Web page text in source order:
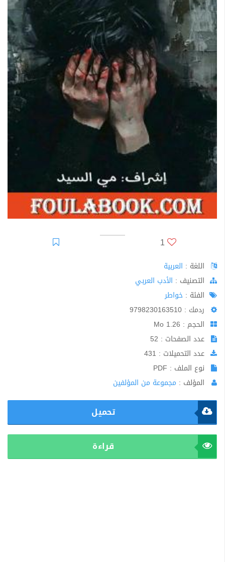
1
اللغة : العربية
اﻟﺘﺼﻨﻴﻒ : الأدب العربي
الفئة : خواطر
ردمك : 9798230163510
الحجم : 1.26 Mo
عدد الصفحات : 52
عدد التحميلات : 431
نوع الملف : PDF
المؤلف : مجموعة من المؤلفين
تحميل
قراءة